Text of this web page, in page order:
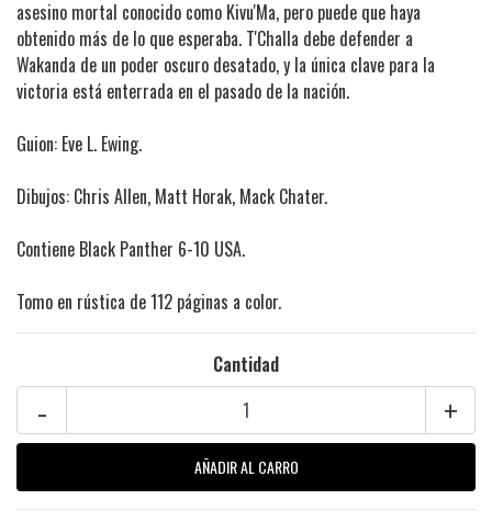
asesino mortal conocido como Kivu'Ma, pero puede que haya
obtenido más de lo que esperaba. T'Challa debe defender a
Wakanda de un poder oscuro desatado, y la única clave para la
victoria está enterrada en el pasado de la nación.
Guion: Eve L. Ewing.
Dibujos: Chris Allen, Matt Horak, Mack Chater.
Contiene Black Panther 6-10 USA.
Tomo en rústica de 112 páginas a color.
Cantidad
+
-